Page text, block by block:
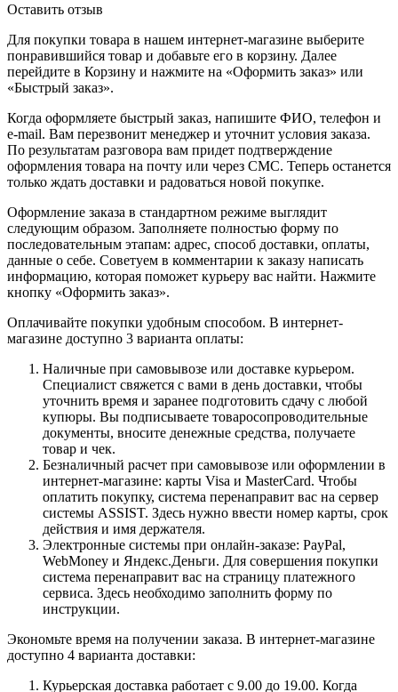
Оставить отзыв
Для покупки товара в нашем интернет-магазине выберите
понравившийся товар и добавьте его в корзину. Далее
перейдите в Корзину и нажмите на «Оформить заказ» или
«Быстрый заказ».
Когда оформляете быстрый заказ, напишите ФИО, телефон и
e-mail. Вам перезвонит менеджер и уточнит условия заказа.
По результатам разговора вам придет подтверждение
оформления товара на почту или через СМС. Теперь останется
только ждать доставки и радоваться новой покупке.
Оформление заказа в стандартном режиме выглядит
следующим образом. Заполняете полностью форму по
последовательным этапам: адрес, способ доставки, оплаты,
данные о себе. Советуем в комментарии к заказу написать
информацию, которая поможет курьеру вас найти. Нажмите
кнопку «Оформить заказ».
Оплачивайте покупки удобным способом. В интернет-
магазине доступно 3 варианта оплаты:
Наличные при самовывозе или доставке курьером.
Специалист свяжется с вами в день доставки, чтобы
уточнить время и заранее подготовить сдачу с любой
купюры. Вы подписываете товаросопроводительные
документы, вносите денежные средства, получаете
товар и чек.
Безналичный расчет при самовывозе или оформлении в
интернет-магазине: карты Visa и MasterCard. Чтобы
оплатить покупку, система перенаправит вас на сервер
системы ASSIST. Здесь нужно ввести номер карты, срок
действия и имя держателя.
Электронные системы при онлайн-заказе: PayPal,
WebMoney и Яндекс.Деньги. Для совершения покупки
система перенаправит вас на страницу платежного
сервиса. Здесь необходимо заполнить форму по
инструкции.
Экономьте время на получении заказа. В интернет-магазине
доступно 4 варианта доставки:
Курьерская доставка работает с 9.00 до 19.00. Когда